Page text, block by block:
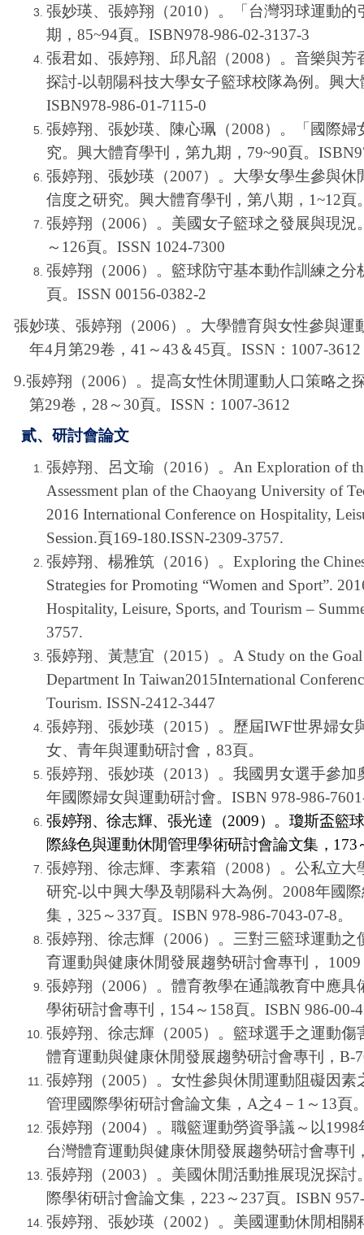
張妙瑛、張婷翔（2010）。「台灣羽球運動
期，85~94頁。ISBN978-986-02-3137-3
張君如、張婷翔、邱凡韶（2008）。音樂與
探討-以朝陽科技大學女子籃球校隊為例。興
ISBN978-986-01-7115-0
張婷翔、張妙瑛、陳心珮（2008）。「國際
究。興大體育學刊，第九期，79~90頁。
張婷翔、張妙瑛（2007）。大學女學生參與
信度之研究。興大體育學刊，第八期，1~12頁
張婷翔（2006）。美國女子籃球之發展與現
～126頁。ISSN 1024-7300
張婷翔（2006）。籃球防守基本動作訓練之
頁。ISSN 00156-0382-2
張妙瑛、張婷翔（2006）。大學體育與女性參與運
年4月第29卷，41～43＆45頁。 ISSN ：1007-3612
9.張婷翔（2006）。提高女性休閒運動人口策略之
第29卷，28～30頁。 ISSN ：1007-3612
貳、研討會論文
張婷翔、呂文瑜（2016）。An Exploration of
Assessment plan of the Chaoyang University of
2016 International Conference on Hospitality,
Session.頁169-180.ISSN-2309-3757.
張婷翔、楊雅筑（2016）。Exploring the
Strategies for Promoting “Women and Sport”.
Hospitality, Leisure, Sports, and Tourism –
3757.
張婷翔、黃慧宜（2015）。A Study on the Goal
Department In Taiwan2015International
Tourism. ISSN-2412-3447
張婷翔、張妙瑛（2015）。歷屆IWF世界婦女
女、青年與運動研討會，83頁。
張婷翔、張妙瑛（2013）。我國男女選手參
年國際婦女與運動研討會。ISBN 978-986-
張婷翔、徐志輝、張光達（2009）。瓊斯盃籃
際綠色與運動休閒管理學術研討會論文集，173
張婷翔、徐志輝、李素箱（2008）。公私立
研究-以中興大學及朝陽科大為例。2008年國
集，325～337頁。ISBN 978-986-7043-07-8。
張婷翔、徐志輝（2006）。三對三籃球運動
育運動與健康休閒發展趨勢研討會專刊，
張婷翔（2006）。體育教學在通識教育中應
學術研討會專刊，154～158頁。ISBN 986-00-
張婷翔、徐志輝（2005）。籃球選手之運動
體育運動與健康休閒發展趨勢研討會專刊，B-
張婷翔（2005）。女性參與休閒運動阻礙因
管理國際學術研討會論文集，A之4－1～13頁
張婷翔（2004）。職籃運動勞資爭議～以
台灣體育運動與健康休閒發展趨勢研討會專刊
張婷翔（2003）。美國休閒活動推展現況探
際學術研討會論文集，223～237頁。ISBN
張婷翔、張妙瑛（2002）。美國運動休閒相